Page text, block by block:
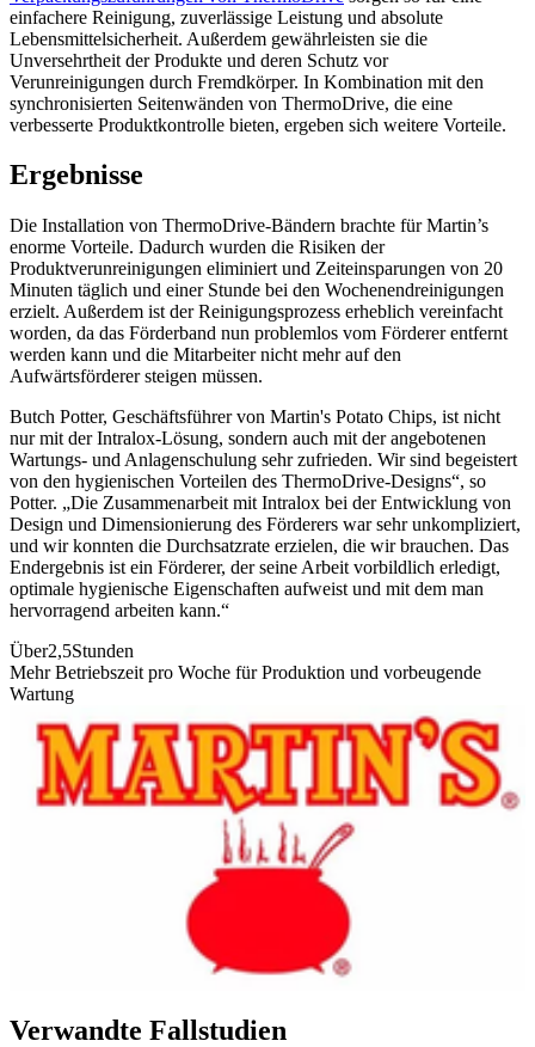
einfachere Reinigung, zuverlässige Leistung und absolute
Lebensmittelsicherheit. Außerdem gewährleisten sie die
Unversehrtheit der Produkte und deren Schutz vor
Verunreinigungen durch Fremdkörper. In Kombination mit den
synchronisierten Seitenwänden von ThermoDrive, die eine
verbesserte Produktkontrolle bieten, ergeben sich weitere Vorteile.
Ergebnisse
Die Installation von ThermoDrive-Bändern brachte für Martin’s
enorme Vorteile. Dadurch wurden die Risiken der
Produktverunreinigungen eliminiert und Zeiteinsparungen von 20
Minuten täglich und einer Stunde bei den Wochenendreinigungen
erzielt. Außerdem ist der Reinigungsprozess erheblich vereinfacht
worden, da das Förderband nun problemlos vom Förderer entfernt
werden kann und die Mitarbeiter nicht mehr auf den
Aufwärtsförderer steigen müssen.
Butch Potter, Geschäftsführer von Martin's Potato Chips, ist nicht
nur mit der Intralox-Lösung, sondern auch mit der angebotenen
Wartungs- und Anlagenschulung sehr zufrieden. Wir sind begeistert
von den hygienischen Vorteilen des ThermoDrive-Designs“, so
Potter. „Die Zusammenarbeit mit Intralox bei der Entwicklung von
Design und Dimensionierung des Förderers war sehr unkompliziert,
und wir konnten die Durchsatzrate erzielen, die wir brauchen. Das
Endergebnis ist ein Förderer, der seine Arbeit vorbildlich erledigt,
optimale hygienische Eigenschaften aufweist und mit dem man
hervorragend arbeiten kann.“
Über2,5Stunden
Mehr Betriebszeit pro Woche für Produktion und vorbeugende
Wartung
Verwandte Fallstudien